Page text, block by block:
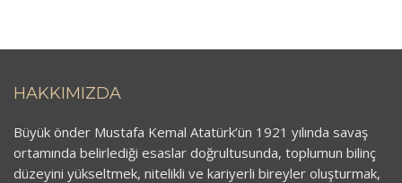
HAKKIMIZDA
Büyük önder Mustafa Kemal Atatürk’ün 1921 yılında savaş
ortamında belirlediği esaslar doğrultusunda, toplumun bilinç
düzeyini yükseltmek, nitelikli ve kariyerli bireyler oluşturmak,